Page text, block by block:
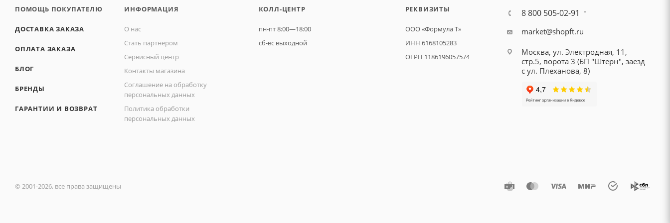
ПОМОЩЬ ПОКУПАТЕЛЮ
ДОСТАВКА ЗАКАЗА
ОПЛАТА ЗАКАЗА
БЛОГ
БРЕНДЫ
ГАРАНТИИ И ВОЗВРАТ
ИНФОРМАЦИЯ
О нас
Стать партнером
Сервисный центр
Контакты магазина
Соглашение на обработку
персональных данных
Политика обработки
персональных данных
КОЛЛ-ЦЕНТР
пн-пт 8:00—18:00
сб-вс выходной
РЕКВИЗИТЫ
ООО «Формула Т»
ИНН 6168105283
ОГРН 1186196057574
8 800 505-02-91
market@shopft.ru
Москва, ул. Электродная, 11,
стр.5, ворота 3 (БП "Штерн", заезд
с ул. Плеханова, 8)
© 2001-2026, все права защищены